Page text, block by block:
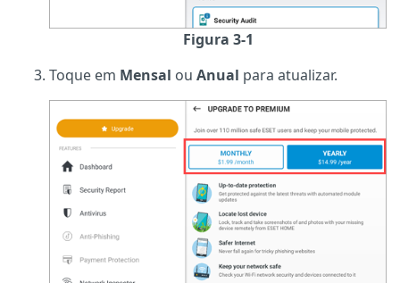
Figura 3-1
Toque em Mensal ou Anual para atualizar.